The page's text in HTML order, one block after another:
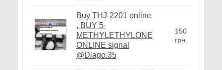
Buy THJ-2201 online
, BUY 5-
METHYLETHYLONE
ONLINE signal
@Diago.35
150
грн.